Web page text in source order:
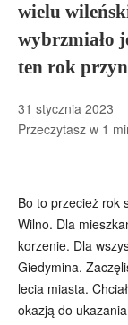
wielu
wybrzmiało
ten rok
31 stycznia 2023
Przeczytasz w 1
Bo to przecież rok
Wilno. Dla
korzenie. Dla
Giedymina.
lecia miasta.
okazją do